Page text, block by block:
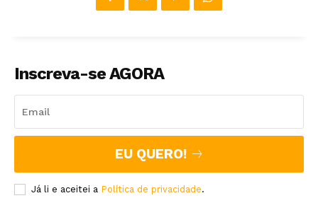
Inscreva-se AGORA
EU QUERO!
Já li e aceitei a Política de privacidade.